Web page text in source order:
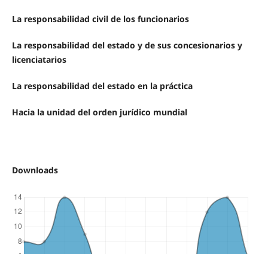
La responsabilidad civil de los funcionarios
La responsabilidad del estado y de sus concesionarios y
licenciatarios
La responsabilidad del estado en la práctica
Hacia la unidad del orden jurídico mundial
Downloads